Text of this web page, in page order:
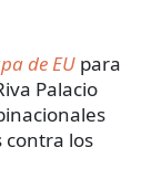
de EU para
Palacio
contra los